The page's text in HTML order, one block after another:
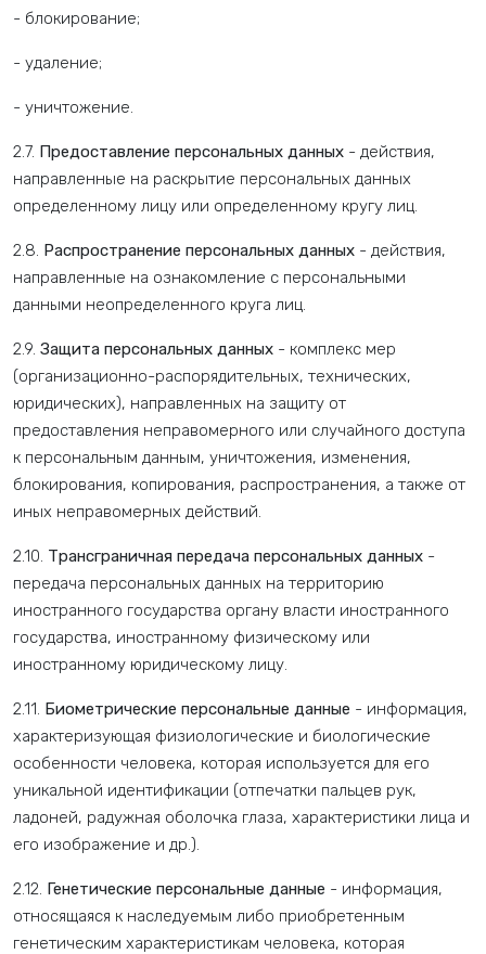
- блокирование;
- удаление;
- уничтожение.
2.7. Предоставление персональных данных - действия,
направленные на раскрытие персональных данных
определенному лицу или определенному кругу лиц.
2.8. Распространение персональных данных - действия,
направленные на ознакомление с персональными
данными неопределенного круга лиц.
2.9. Защита персональных данных - комплекс мер
(организационно-распорядительных, технических,
юридических), направленных на защиту от
предоставления неправомерного или случайного доступа
к персональным данным, уничтожения, изменения,
блокирования, копирования, распространения, а также от
иных неправомерных действий.
2.10. Трансграничная передача персональных данных -
передача персональных данных на территорию
иностранного государства органу власти иностранного
государства, иностранному физическому или
иностранному юридическому лицу.
2.11. Биометрические персональные данные - информация,
характеризующая физиологические и биологические
особенности человека, которая используется для его
уникальной идентификации (отпечатки пальцев рук,
ладоней, радужная оболочка глаза, характеристики лица и
его изображение и др.).
2.12. Генетические персональные данные - информация,
относящаяся к наследуемым либо приобретенным
генетическим характеристикам человека, которая